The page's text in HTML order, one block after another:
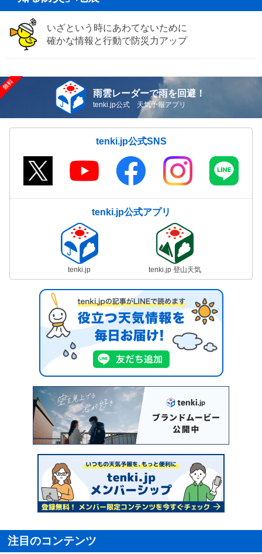
いざという時にあわてないために
確かな情報と行動で防災力アップ
雨雲レーダーで雨を回避！
tenki.jp公式 天気予報アプリ
tenki.jp公式SNS
tenki.jp公式アプリ
tenki.jp tenki.jp 登山天気
注目のコンテンツ